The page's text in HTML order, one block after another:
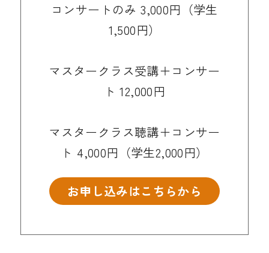
コンサートのみ 3,000円（学生
1,500円）
マスタークラス受講＋コンサー
ト 12,000円
マスタークラス聴講＋コンサー
ト 4,000円（学生2,000円）
お申し込みはこちらから